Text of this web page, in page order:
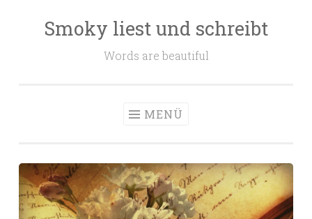
Smoky liest und schreibt
Words are beautiful
MENÜ